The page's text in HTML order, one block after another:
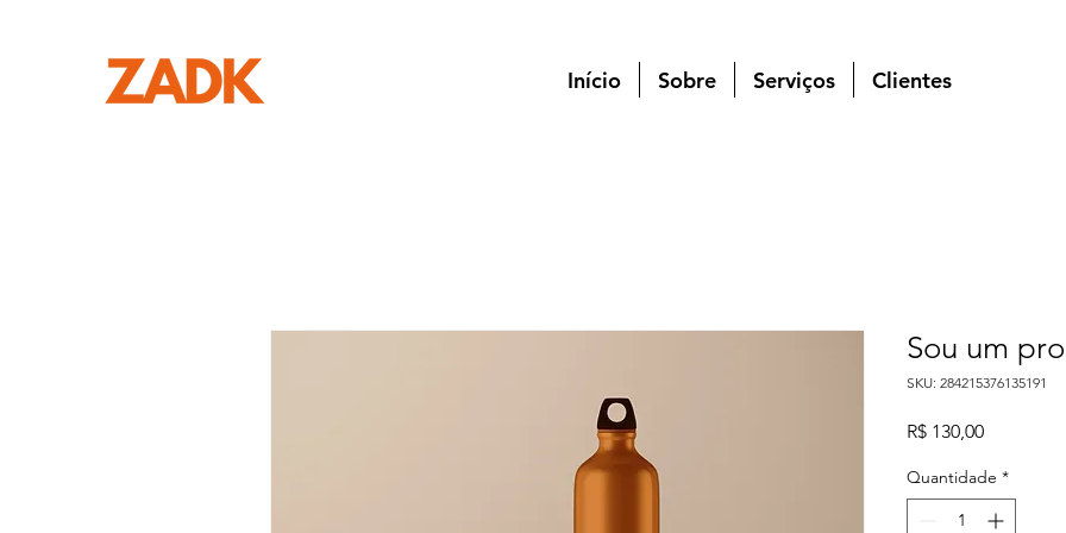
Início Sobre Serviços Clientes
Sou um
SKU: 284215376135191
R$ 130,00Preço
Quantidade *